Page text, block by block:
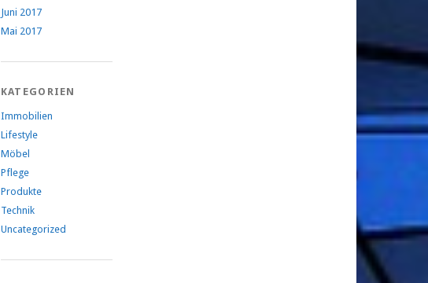
Juni 2017
Mai 2017
KATEGORIEN
Immobilien
Lifestyle
Möbel
Pflege
Produkte
Technik
Uncategorized